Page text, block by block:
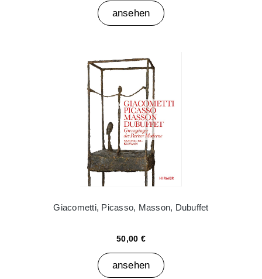
ansehen
Giacometti, Picasso, Masson, Dubuffet
50,00 €
ansehen